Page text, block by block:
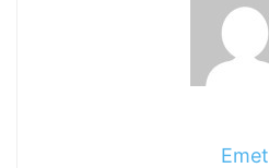
Emet